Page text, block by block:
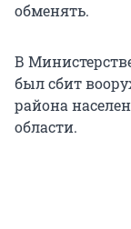
обменять.
В
был сбит
района
области.